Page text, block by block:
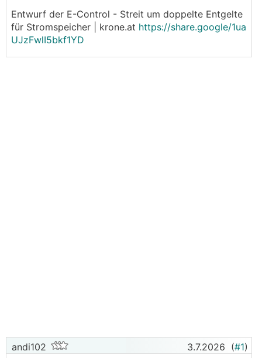
Entwurf der E-Control - Streit um doppelte Entgelte
für Stromspeicher | krone.at https://share.google/1ua
UJzFwlI5bkf1YD
andi102 3.7.2026 (#1)